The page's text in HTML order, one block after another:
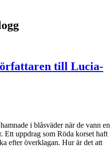
till Lucia-
i blåsväder när de vann en
uppdrag som Röda korset haft
efter överklagan. Hur är det att